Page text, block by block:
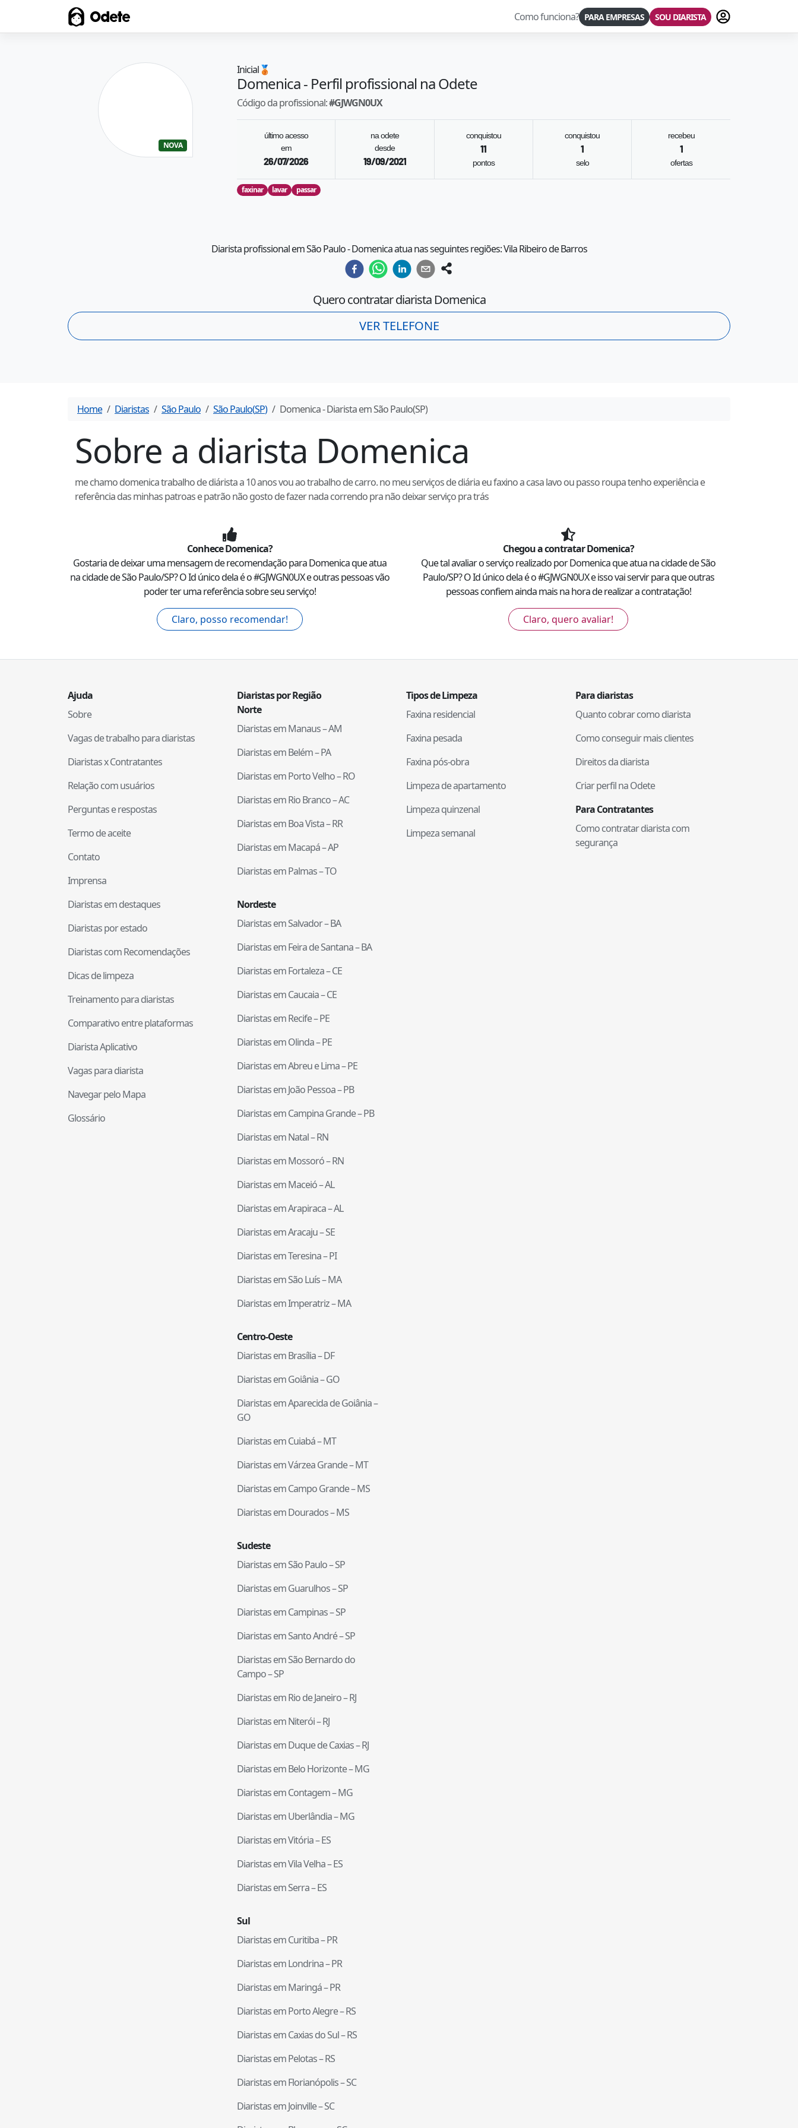
Odete Como funciona? PARA EMPRESAS SOU DIARISTA Fazer login
NOVA
Inicial🥉
Domenica- Perfil profissional na Odete
Código da profissional:#GJWGN0UX
último acesso
em
26/07/2026
na odete
desde
19/09/2021
conquistou
11
pontos
conquistou
1
selo
recebeu
1
ofertas
faxinar lavar passar
Diarista profissional em São Paulo - Domenica atua nas seguintes regiões: Vila Ribeiro de Barros
Quero contratar diarista Domenica
VER TELEFONE
Home Diaristas São Paulo São Paulo(SP) Domenica- Diarista emSão Paulo(SP)
Sobre a diarista Domenica
me chamo domenica trabalho de diárista a 10 anos vou ao trabalho de carro. no meu serviços de diária eu faxino a casa lavo ou passo roupa tenho experiência e
referência das minhas patroas e patrão não gosto de fazer nada correndo pra não deixar serviço pra trás
ConheceDomenica?
Gostaria de deixar uma mensagem de recomendação paraDomenicaque atua
na cidade deSão Paulo/SP? O Id único dela é o #GJWGN0UXe outras pessoas vão
poder ter uma referência sobre seu serviço!
Claro, posso recomendar!
Chegou a contratarDomenica?
Que tal avaliar o serviço realizado porDomenicaque atua na cidade deSão
Paulo/SP? O Id único dela é o #GJWGN0UXe isso vai servir para que outras
pessoas confiem ainda mais na hora de realizar a contratação!
Claro, quero avaliar!
Ajuda
Sobre
Vagas de trabalho para diaristas
Diaristas x Contratantes
Relação com usuários
Perguntas e respostas
Termo de aceite
Contato
Imprensa
Diaristas em destaques
Diaristas por estado
Diaristas com Recomendações
Dicas de limpeza
Treinamento para diaristas
Comparativo entre plataformas
Diarista Aplicativo
Vagas para diarista
Navegar pelo Mapa
Glossário
Diaristas por Região
Norte
Diaristas emManaus–AM
Diaristas emBelém–PA
Diaristas emPorto Velho–RO
Diaristas emRio Branco–AC
Diaristas emBoa Vista–RR
Diaristas emMacapá–AP
Diaristas emPalmas–TO
Nordeste
Diaristas emSalvador–BA
Diaristas emFeira de Santana–BA
Diaristas emFortaleza–CE
Diaristas emCaucaia–CE
Diaristas emRecife–PE
Diaristas emOlinda–PE
Diaristas emAbreu e Lima–PE
Diaristas emJoão Pessoa–PB
Diaristas emCampina Grande–PB
Diaristas emNatal–RN
Diaristas emMossoró–RN
Diaristas emMaceió–AL
Diaristas emArapiraca–AL
Diaristas emAracaju–SE
Diaristas emTeresina–PI
Diaristas emSão Luís–MA
Diaristas emImperatriz–MA
Centro-Oeste
Diaristas emBrasília–DF
Diaristas emGoiânia–GO
Diaristas emAparecida de Goiânia–
GO
Diaristas emCuiabá–MT
Diaristas emVárzea Grande–MT
Diaristas emCampo Grande–MS
Diaristas emDourados–MS
Sudeste
Diaristas emSão Paulo–SP
Diaristas emGuarulhos–SP
Diaristas emCampinas–SP
Diaristas emSanto André–SP
Diaristas emSão Bernardo do
Campo–SP
Diaristas emRio de Janeiro–RJ
Diaristas emNiterói–RJ
Diaristas emDuque de Caxias–RJ
Diaristas emBelo Horizonte–MG
Diaristas emContagem–MG
Diaristas emUberlândia–MG
Diaristas emVitória–ES
Diaristas emVila Velha–ES
Diaristas emSerra–ES
Sul
Diaristas emCuritiba–PR
Diaristas emLondrina–PR
Diaristas emMaringá–PR
Diaristas emPorto Alegre–RS
Diaristas emCaxias do Sul–RS
Diaristas emPelotas–RS
Diaristas emFlorianópolis–SC
Diaristas emJoinville–SC
Tipos de Limpeza
Faxina residencial
Faxina pesada
Faxina pós-obra
Limpeza de apartamento
Limpeza quinzenal
Limpeza semanal
Para diaristas
Quanto cobrar como diarista
Como conseguir mais clientes
Direitos da diarista
Criar perfil na Odete
Para Contratantes
Como contratar diarista com
segurança